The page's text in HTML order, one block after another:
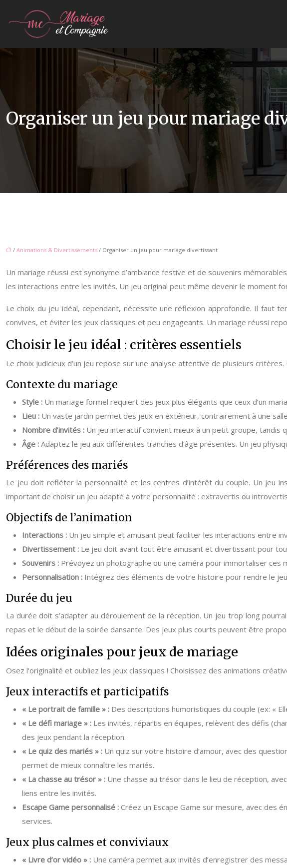
Organiser un jeu pour mariage
/ Animations & Divertissements / Organiser un jeu pour mariage divertissant
Un mariage réussi est synonyme d’ambiance festive et de souvenirs
les interactions entre les invités. Un jeu original peut même devenir le moment
Le choix du jeu idéal, cependant, nécessite une réflexion approfondie. Il faut
convives, et éviter les jeux classiques et peu engageants. Un mariage réussi
Choisir le jeu idéal : critères essentiels
Le choix judicieux d’un jeu repose sur une analyse attentive de plusieurs
Contexte du mariage
Style : Un mariage formel requiert des jeux plus élégants que ceux d’un
Lieu : Un vaste jardin permet des jeux en extérieur, contrairement à une
Nombre d’invités : Un jeu interactif convient mieux à un petit groupe, tandis
Âge : Adaptez le jeu aux différentes tranches d’âge présentes. Un jeu
Préférences des mariés
Le jeu doit refléter la personnalité et les centres d’intérêt du couple. Un jeu
important de choisir un jeu adapté à votre personnalité : extravertis ou
Objectifs de l’animation
Interactions : Un jeu simple et amusant peut faciliter les interactions entre
Divertissement : Le jeu doit avant tout être amusant et divertissant pour
Souvenirs : Prévoyez un photographe ou une caméra pour immortaliser
Personnalisation : Intégrez des éléments de votre histoire pour rendre le
Durée du jeu
La durée doit s’adapter au déroulement de la réception. Un jeu trop long
repas et le début de la soirée dansante. Des jeux plus courts peuvent être
Idées originales pour jeux de mariage
Osez l’originalité et oubliez les jeux classiques ! Choisissez des animations
Jeux interactifs et participatifs
« Le portrait de famille » : Des descriptions humoristiques du couple (ex: «
« Le défi mariage » : Les invités, répartis en équipes, relèvent des défis
des jeux pendant la réception.
« Le quiz des mariés » : Un quiz sur votre histoire d’amour, avec des
permet de mieux connaître les mariés.
« La chasse au trésor » : Une chasse au trésor dans le lieu de réception,
liens entre les invités.
Escape Game personnalisé : Créez un Escape Game sur mesure, avec des
services.
Jeux plus calmes et conviviaux
« Livre d’or vidéo » : Une caméra permet aux invités d’enregistrer des